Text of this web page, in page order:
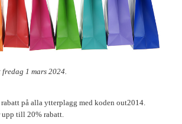
1 mars 2024.
på alla ytterplagg med koden out2014.
upp till 20% rabatt.